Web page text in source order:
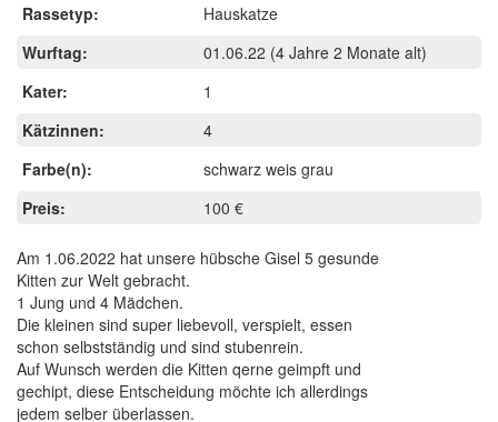
Rassetyp:
Hauskatze
Wurftag:
01.06.22 (4 Jahre 2 Monate alt)
Kater:
1
Kätzinnen:
4
Farbe(n):
schwarz weis grau
Preis:
100 €
Am 1.06.2022 hat unsere hübsche Gisel 5 gesunde
Kitten zur Welt gebracht.
1 Jung und 4 Mädchen.
Die kleinen sind super liebevoll, verspielt, essen
schon selbstständig und sind stubenrein.
Auf Wunsch werden die Kitten qerne geimpft und
gechipt, diese Entscheidung möchte ich allerdings
jedem selber überlassen.